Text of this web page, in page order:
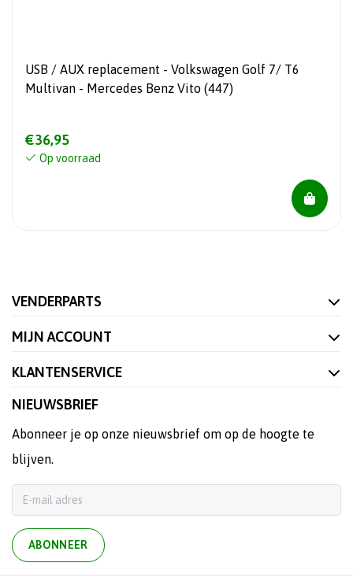
USB / AUX replacement - Volkswagen Golf 7/ T6
Multivan - Mercedes Benz Vito (447)
€36,95
Op voorraad
VENDERPARTS
MIJN ACCOUNT
KLANTENSERVICE
NIEUWSBRIEF
Abonneer je op onze nieuwsbrief om op de hoogte te
blijven.
ABONNEER